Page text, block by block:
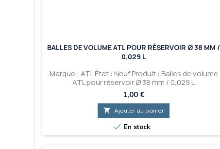
BALLES DE VOLUME ATL POUR RÉSERVOIR Ø 38 MM /
0,029 L
Marque : ATL État : Neuf Produit : Balles de volume
ATL pour réservoir Ø 38 mm / 0,029 L
Prix
1,00 €
 Ajouter au panier
 En stock